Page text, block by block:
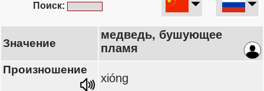
Поиск:
Значение
медведь, бушующее
пламя
Произношение
xióng